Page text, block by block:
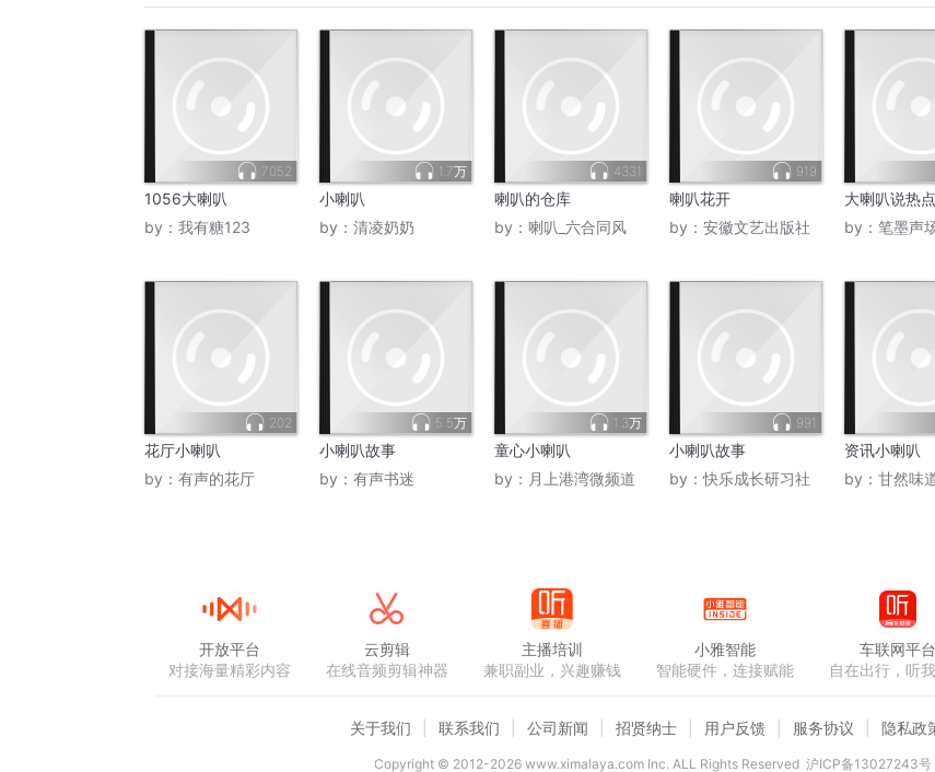
7052
1056大喇叭
by： 我有糖123
1.7万
小喇叭
by： 清凌奶奶
4331
喇叭的仓库
by： 喇叭_六合同风
919
喇叭花开
by： 安徽文艺出版社
大喇叭说热点
by： 笔墨声
202
花厅小喇叭
by： 有声的花厅
5.5万
小喇叭故事
by： 有声书迷
1.3万
童心小喇叭
by： 月上港湾微频道
991
小喇叭故事
by：快乐成长研习社
资讯小喇叭
by： 甘然味
开放平台
对接海量精彩内容
云剪辑
在线音频剪辑神器
主播培训
兼职副业，兴趣赚钱
小雅智能
智能硬件，连接赋能
车联网平台
自在出行，听
关于我们 联系我们 公司新闻 招贤纳士 用户反馈 服务协议 隐私政
Copyright © 2012-2026www.ximalaya.com lnc. ALL Rights Reserved 沪ICP备13027243号